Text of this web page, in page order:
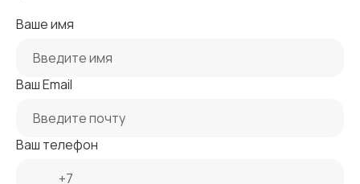
Ваше имя
Ваш Email
Ваш телефон